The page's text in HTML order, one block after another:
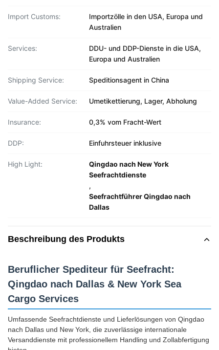
Import Customs:
Importzölle in den USA, Europa und
Australien
Services:
DDU- und DDP-Dienste in die USA,
Europa und Australien
Shipping Service: Speditionsagent in China
Value-Added Service: Umetikettierung, Lager, Abholung
Insurance: 0,3% vom Fracht-Wert
DDP: Einfuhrsteuer inklusive
High Light:
Qingdao nach New York
Seefrachtdienste
,
Seefrachtführer Qingdao nach
Dallas
Beschreibung des Produkts
Beruflicher Spediteur für Seefracht:
Qingdao nach Dallas & New York Sea
Cargo Services
Umfassende Seefrachtdienste und Lieferlösungen von Qingdao
nach Dallas und New York, die zuverlässige internationale
Versanddienste mit professionellem Handling und Zollabfertigung